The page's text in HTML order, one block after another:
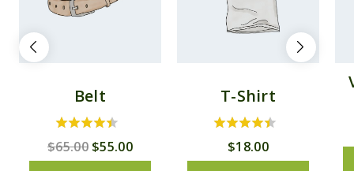
Belt
4.00
out of 5
$65.00 $55.00
T-Shirt
4.00
out of 5
$18.00